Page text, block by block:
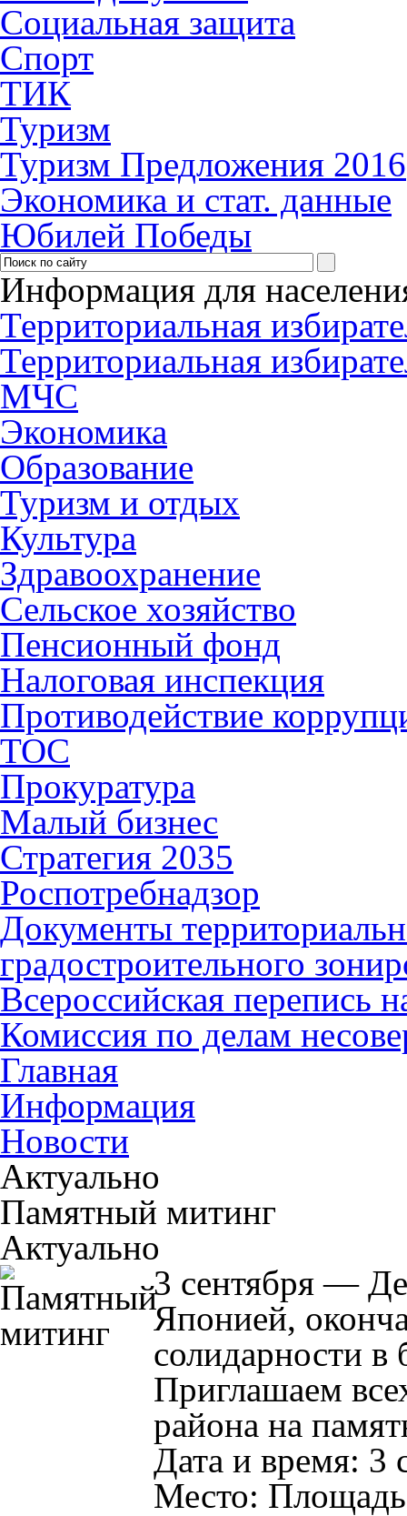
Социальная защита
Спорт
ТИК
Туризм
Туризм Предложения 2016
Экономика и стат. данные
Юбилей Победы
Информация для
Территориальная
Территориальная
МЧС
Экономика
Образование
Туризм и отдых
Культура
Здравоохранение
Сельское хозяйство
Пенсионный фонд
Налоговая инспекция
Противодействие
ТОС
Прокуратура
Малый бизнес
Стратегия 2035
Роспотребнадзор
Документы
градостроительного
Всероссийская перепись
Комиссия по делам
Главная
Информация
Новости
Актуально
Памятный митинг
Актуально
3 сентября —
Японией,
солидарности в
Приглашаем
района на
Дата и время: 3
Место: